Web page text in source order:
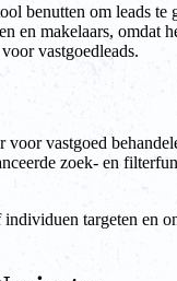
benutten om leads
en makelaars,
vastgoedleads.
vastgoed
zoek- en
targeten en